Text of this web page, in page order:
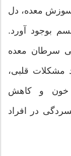
سوزش معده، دل
بوجود آورد.
سرطان معده
مشکلات قلبی،
و کاهش
در افراد